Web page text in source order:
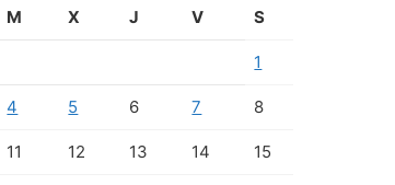
M X J V S
1
4 5 6 7 8
11 12 13 14 15